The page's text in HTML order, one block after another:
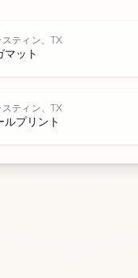
スティン、TX
マット
スティン、TX
ルプリント